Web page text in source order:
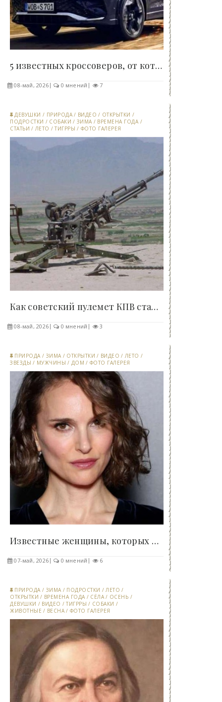
5 известных кроссоверов, от которых почти всегда..
08-май, 2026 0 мнений 7
ДЕВУШКИ / ПРИРОДА / ВИДЕО / ОТКРЫТКИ /
ПОДРОСТКИ / СОБАКИ / ЗИМА / ВРЕМЕНА ГОДА /
СТАТЬИ / ЛЕТО /ТИГРРЫ / ФОТО ГАЛЕРЕЯ
Как советский пулемет КПВ стал шедевром дизайна..
08-май, 2026 0 мнений 3
ПРИРОДА / ЗИМА / ОТКРЫТКИ / ВИДЕО / ЛЕТО /
ЗВЕЗДЫ / МУЖЧИНЫ / ДОМ / ФОТО ГАЛЕРЕЯ
Известные женщины, которых признали самыми..
07-май, 2026 0 мнений 6
ПРИРОДА / ЗИМА / ПОДРОСТКИ / ЛЕТО /
ОТКРЫТКИ / ВРЕМЕНА ГОДА / СЁЛА / ОСЕНЬ /
ДЕВУШКИ / ВИДЕО /ТИГРРЫ / СОБАКИ /
ЖИВОТНЫЕ / ВЕСНА / ФОТО ГАЛЕРЕЯ